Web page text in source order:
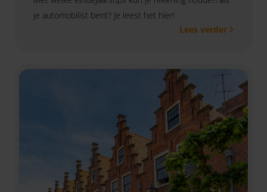
je automobilist bent? Je leest het hier!
Lees verder